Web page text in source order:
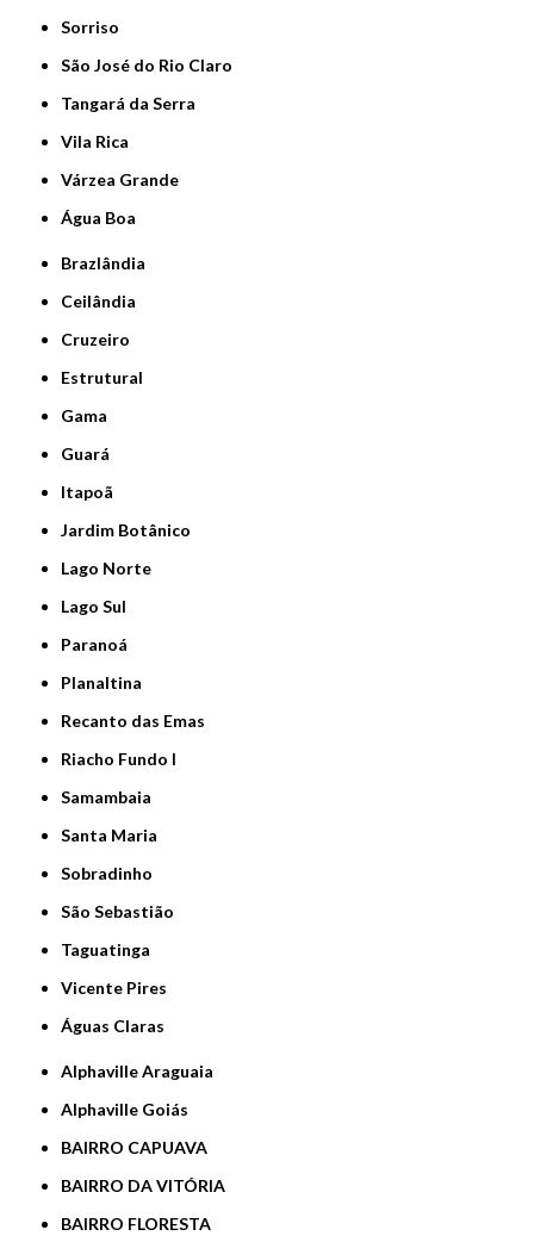
Sorriso
São José do Rio Claro
Tangará da Serra
Vila Rica
Várzea Grande
Água Boa
Brazlândia
Ceilândia
Cruzeiro
Estrutural
Gama
Guará
Itapoã
Jardim Botânico
Lago Norte
Lago Sul
Paranoá
Planaltina
Recanto das Emas
Riacho Fundo I
Samambaia
Santa Maria
Sobradinho
São Sebastião
Taguatinga
Vicente Pires
Águas Claras
Alphaville Araguaia
Alphaville Goiás
BAIRRO CAPUAVA
BAIRRO DA VITÓRIA
BAIRRO FLORESTA